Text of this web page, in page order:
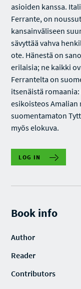
asioiden kanssa.
Ferrante, on
kansainväliseen
sävyttää vahva
ote. Hänestä on
erilaisia; ne kaikki
Ferrantelta on
itsenäistä
esikoisteos Amalian
suomentamaton
myös elokuva.
LOG IN
Book info
Author
Reader
Contributors